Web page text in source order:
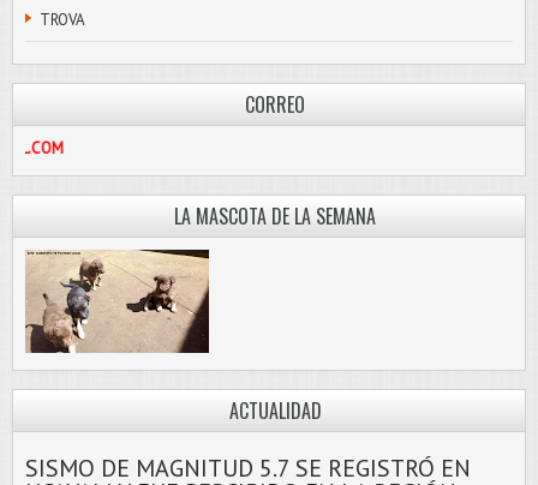
TROVA
CORREO
LA MASCOTA DE LA SEMANA
ACTUALIDAD
SISMO DE MAGNITUD 5.7 SE REGISTRÓ EN